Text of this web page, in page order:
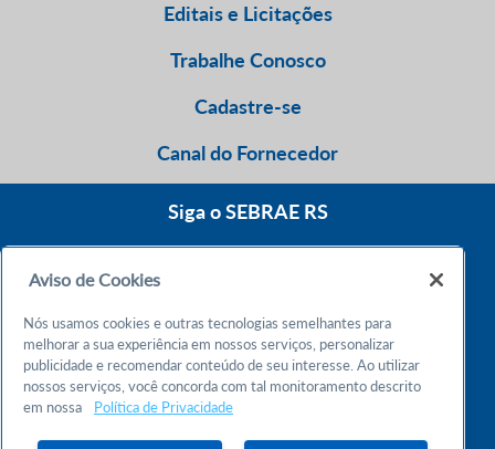
Editais e Licitações
Trabalhe Conosco
Cadastre-se
Canal do Fornecedor
Siga o SEBRAE RS
Atendimento 24h
Chame no WhatsApp
Aviso de Cookies
Nós usamos cookies e outras tecnologias semelhantes para
melhorar a sua experiência em nossos serviços, personalizar
publicidade e recomendar conteúdo de seu interesse. Ao utilizar
nossos serviços, você concorda com tal monitoramento descrito
em nossa
Política de Privacidade